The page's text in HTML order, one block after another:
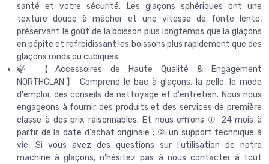
santé et votre sécurité. Les glaçons sphériques ont une
texture douce à mâcher et une vitesse de fonte lente,
préservant le goût de la boisson plus longtemps que la glaçons
en pépite et refroidissant les boissons plus rapidement que des
glaçons ronds ou cubiques.
🍃 【Accessoires de Haute Qualité & Engagement
NORTHCLAN】 Comprend le bac à glaçons, la pelle, le mode
d'emploi, des conseils de nettoyage et d'entretien. Nous nous
engageons à fournir des produits et des services de première
classe à des prix raisonnables. Et nous offrons ① 24 mois à
partir de la date d'achat originale ; ② un support technique à
vie. Si vous avez des questions sur l'utilisation de notre
machine à glaçons, n'hésitez pas à nous contacter à tout